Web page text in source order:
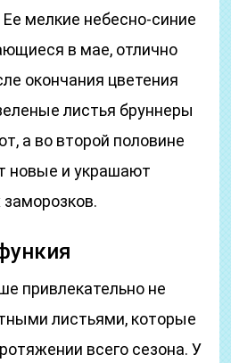
мелкие небесно-синие
в мае, отлично
окончания цветения
листья бруннеры
а во второй половине
новые и украшают
привлекательно не
листьями, которые
всего сезона. У